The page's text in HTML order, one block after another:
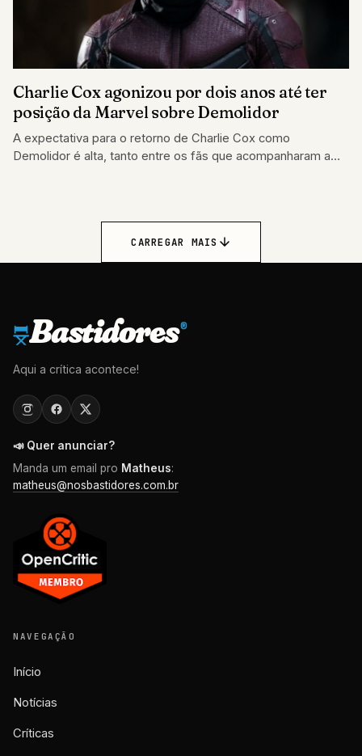
Charlie Cox agonizou por dois anos até ter
posição da Marvel sobre Demolidor
A expectativa para o retorno de Charlie Cox como
Demolidor é alta, tanto entre os fãs que acompanharam a
CARREGAR MAIS
Bastidores®
Aqui a crítica acontece!
📣 Quer anunciar?
Manda um email pro Matheus:
matheus@nosbastidores.com.br
NAVEGAÇÃO
Início
Notícias
Críticas